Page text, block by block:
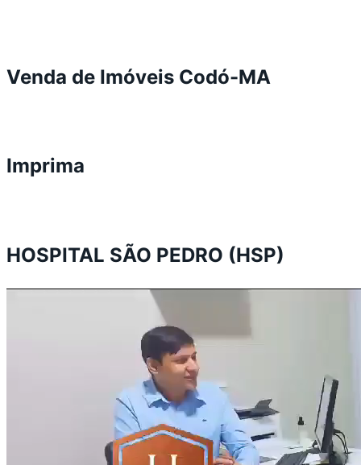
Venda de Imóveis Codó-MA
Imprima
HOSPITAL SÃO PEDRO (HSP)